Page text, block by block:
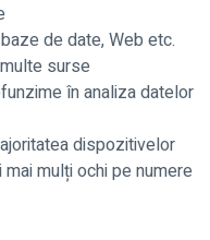
de date, Web etc.
surse
în analiza datelor
dispozitivelor
mulți ochi pe numere